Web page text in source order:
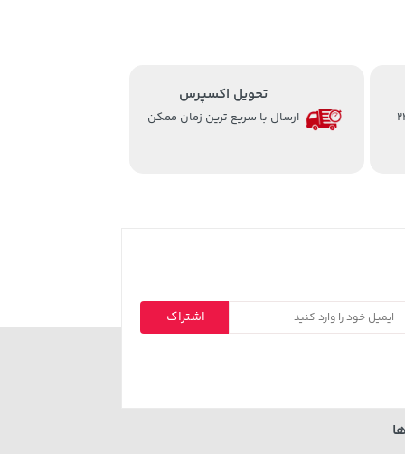
8 الی 24
تحویل اکسپرس
ارسال با سریع ترین زمان ممکن
اشتراک